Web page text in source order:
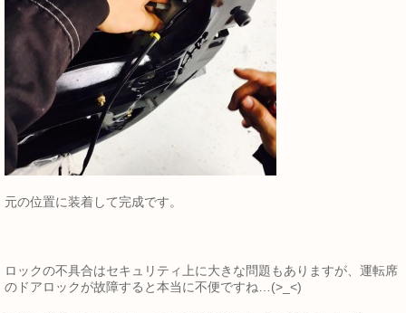
元の位置に装着して完成です。
ロックの不具合はセキュリティ上に大きな問題もありますが、運転席
のドアロックが故障すると本当に不便ですね…(>_<)